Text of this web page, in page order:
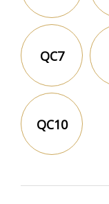
QC7
QC10